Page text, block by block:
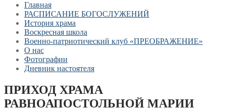
Главная
РАСПИСАНИЕ БОГОСЛУЖЕНИЙ
История храма
Воскресная школа
Военно-патриотический клуб «ПРЕОБРАЖЕНИЕ»
О нас
Фотографии
Дневник настоятеля
ПРИХОД ХРАМА
РАВНОАПОСТОЛЬНОЙ МАРИИ